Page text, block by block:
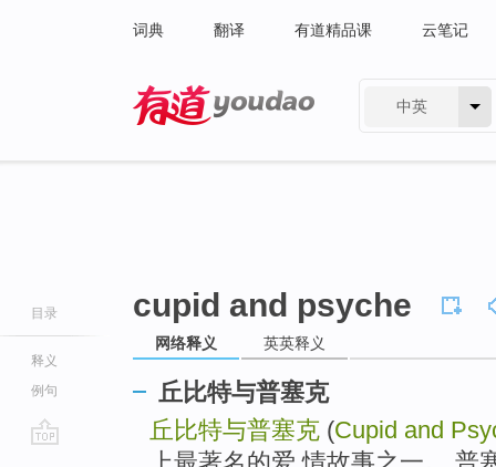
词典 翻译 有道精品课 云笔记
中英
目录
释义
例句
cupid and psyche
网络释义 英英释义
丘比特与普塞克
丘比特与普塞克 (Cupid and